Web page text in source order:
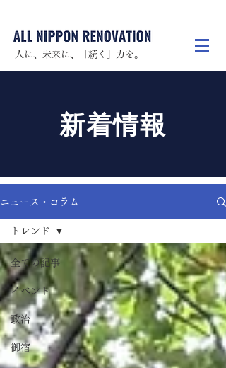
人に、未来に、「続く」力を。
新着情報
ニュース・コラム
全ての記事
イベント
政治
御宿
トレンド